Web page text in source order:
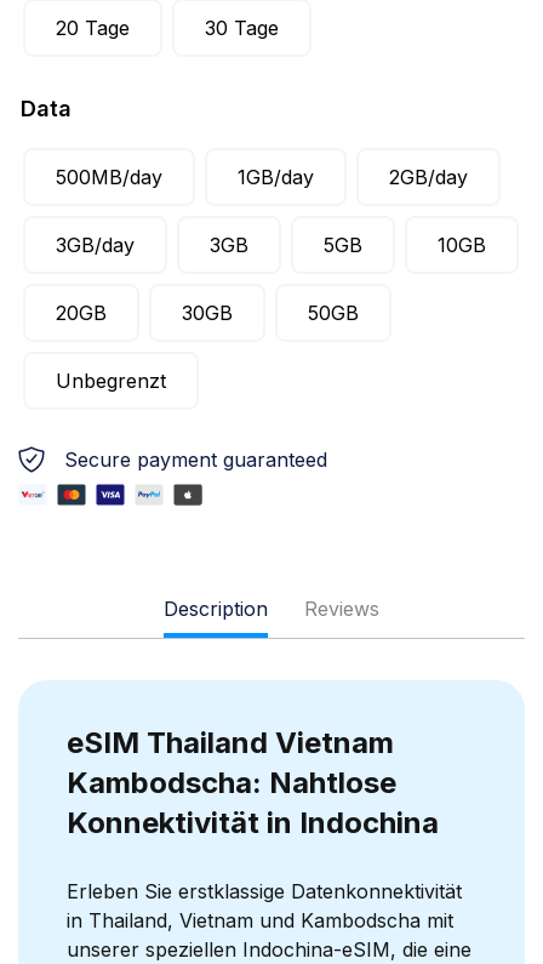
20 Tage 30 Tage
Data
500MB/day 1GB/day 2GB/day
3GB/day 3GB 5GB 10GB
20GB 30GB 50GB
Unbegrenzt
Secure payment guaranteed
Description Reviews
eSIM Thailand Vietnam
Kambodscha: Nahtlose
Konnektivität in Indochina
Erleben Sie erstklassige Datenkonnektivität
in Thailand, Vietnam und Kambodscha mit
unserer speziellen Indochina-eSIM, die eine